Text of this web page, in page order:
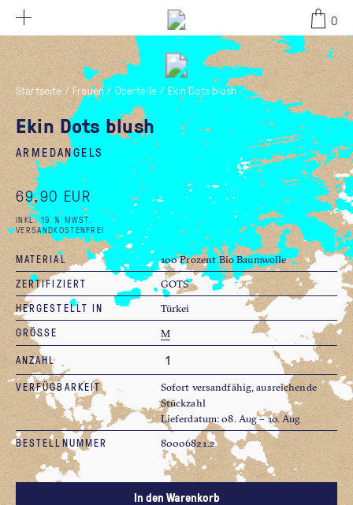
0
69,90 EUR
Startseite/ Frauen/ Oberteile/ Ekin Dots blush
Ekin Dots blush
ARMEDANGELS
69,90 EUR
INKL. 19 % MWST.
VERSANDKOSTENFREI
MATERIAL 100 Prozent Bio Baumwolle
ZERTIFIZIERT GOTS
HERGESTELLT IN Türkei
GRÖSSE M
ANZAHL
VERFÜGBARKEIT
Sofort versandfähig, ausreichende
Stückzahl
Lieferdatum: 08. Aug – 10. Aug
BESTELLNUMMER 80006821.2